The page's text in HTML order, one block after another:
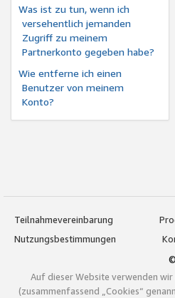
Was ist zu tun, wenn ich
versehentlich jemanden
Zugriff zu meinem
Partnerkonto gegeben habe?
Wie entferne ich einen
Benutzer von meinem
Konto?
Teilnahmevereinbarung
Nutzungsbestimmungen
Auf dieser Website verwenden
(zusammenfassend „Cookies“